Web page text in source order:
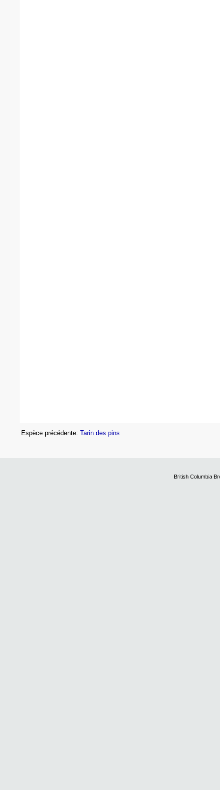
Espèce précédente: Tarin des pins
British Columbia